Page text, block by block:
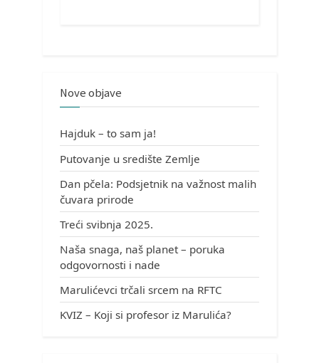
Nove objave
Hajduk – to sam ja!
Putovanje u središte Zemlje
Dan pčela: Podsjetnik na važnost malih
čuvara prirode
Treći svibnja 2025.
Naša snaga, naš planet – poruka
odgovornosti i nade
Marulićevci trčali srcem na RFTC
KVIZ – Koji si profesor iz Marulića?